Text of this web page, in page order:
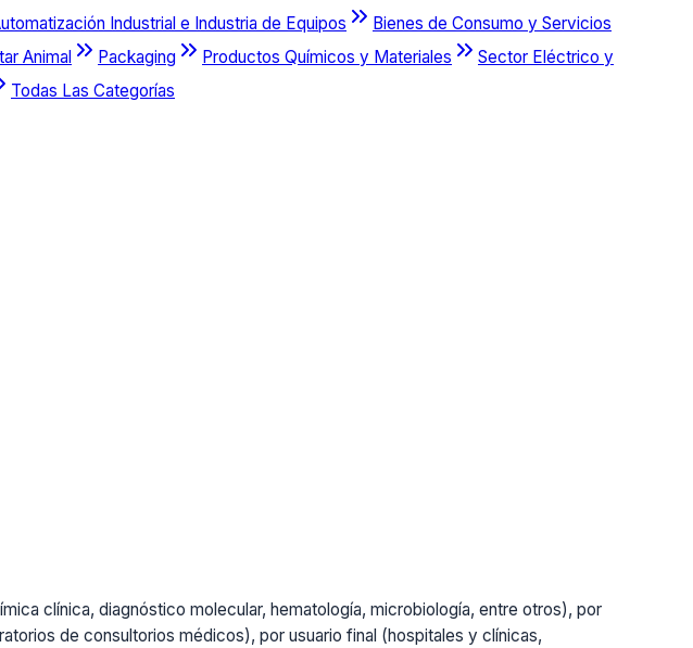
Industrial e Industria de Equipos
Bienes de Consumo y Servicios
Animal Packaging Productos Químicos y Materiales
Sector Eléctrico y
Todas Las Categorías
clínica, diagnóstico molecular, hematología, microbiología, entre otros), por
de consultorios médicos), por usuario final (hospitales y clínicas,